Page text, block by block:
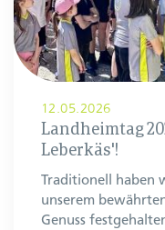
12.05.2026
Landheimtag
Leberkäs'!
Traditionell haben
unserem
Genuss